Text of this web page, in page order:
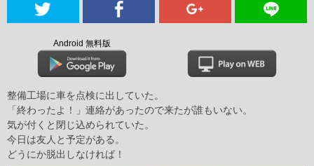
Android 無料版
整備工場に車を点検に出していた。
「終わったよ！」連絡があったので来たが誰もいない。
気が付くと閉じ込められていた。
今日は友人と予定がある。
どうにか脱出しなければ！